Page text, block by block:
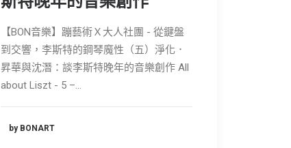
【BON音樂】蹦藝術Ｘ大人社團 - 從鍵盤
到交響，李斯特的鋼琴魔性（五）淨化．
昇華與沈潛：談李斯特晚年的音樂創作 All
about Liszt - 5 –…
by BONART